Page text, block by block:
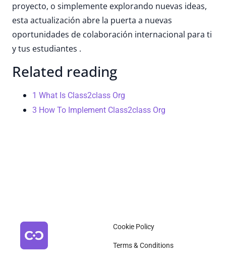
proyecto, o simplemente explorando nuevas ideas,
esta actualización abre la puerta a nuevas
oportunidades de colaboración internacional para ti
y tus estudiantes .
Related reading
1 What Is Class2class Org
3 How To Implement Class2class Org
Cookie Policy
Terms & Conditions